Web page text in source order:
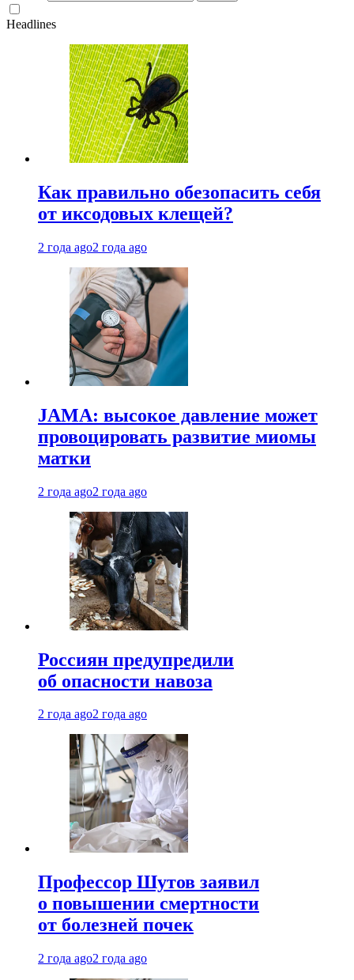
Headlines
Как правильно обезопасить себя
от иксодовых клещей?
2 года ago2 года ago
JAMA: высокое давление может
провоцировать развитие миомы
матки
2 года ago2 года ago
Россиян предупредили
об опасности навоза
2 года ago2 года ago
Профессор Шутов заявил
о повышении смертности
от болезней почек
2 года ago2 года ago